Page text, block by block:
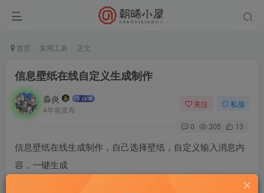
首页 实用工具 正文
信息壁纸在线自定义生成制作
淼炎
4年前发布
关注 私信
0 305 13
信息壁纸在线生成制作，自己选择壁纸，自定义输入消息内
容，一键生成